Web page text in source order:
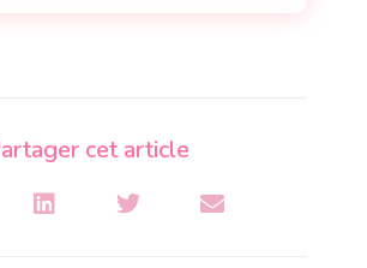
cet article